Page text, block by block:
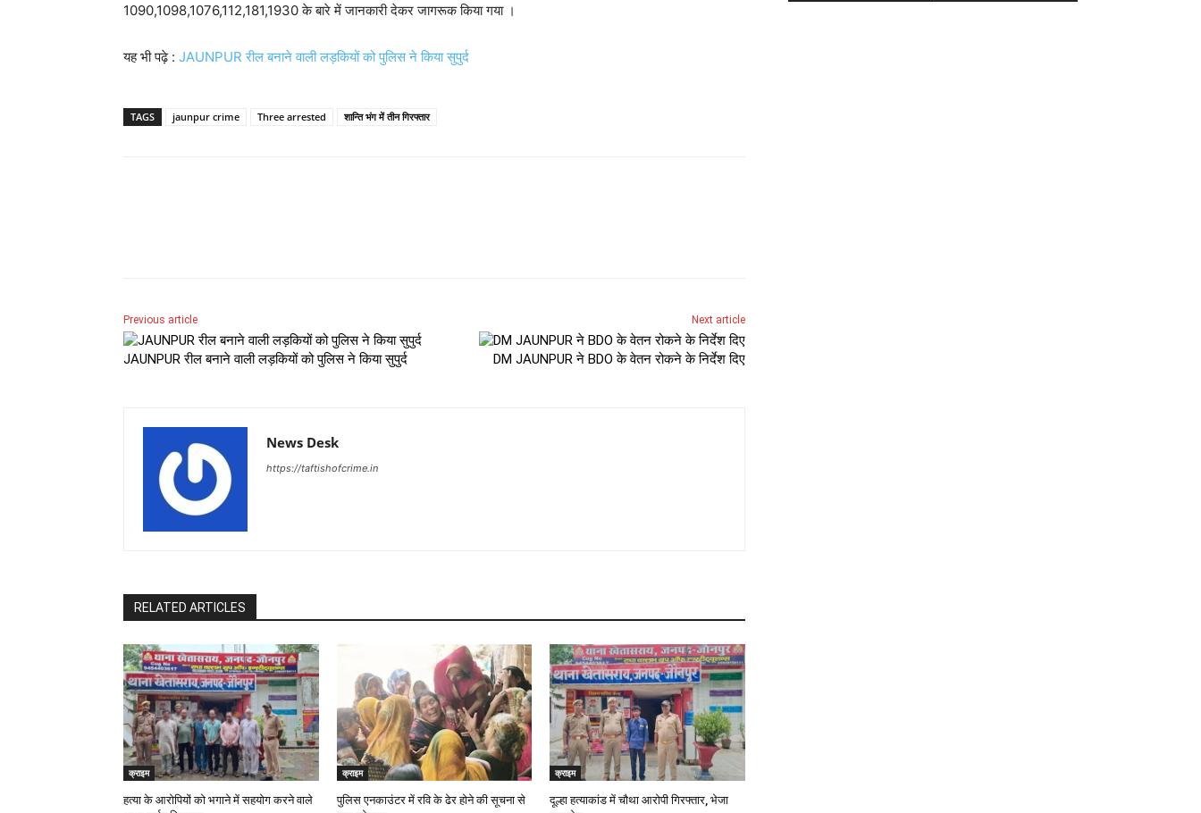
1090,1098,1076,112,181,1930 के बारे में जानकारी देकर जागरूक किया गया ।
यह भी पढ़े : JAUNPUR रील बनाने वाली लड़कियों को पुलिस ने किया सुपुर्द
TAGS jaunpur crime Three arrested शान्ति भंग में तीन गिरफ्तार
Previous article
JAUNPUR रील बनाने वाली लड़कियों को पुलिस ने किया सुपुर्द
Next article
DM JAUNPUR ने BDO के वेतन रोकने के निर्देश दिए
News Desk
https://taftishofcrime.in
RELATED ARTICLES
क्राइम
हत्या के आरोपियों को भगाने में सहयोग करने वाले
क्राइम
पुलिस एनकाउंटर में रवि के ढेर होने की सूचना से
क्राइम
दूल्हा हत्याकांड में चौथा आरोपी गिरफ्तार, भेजा